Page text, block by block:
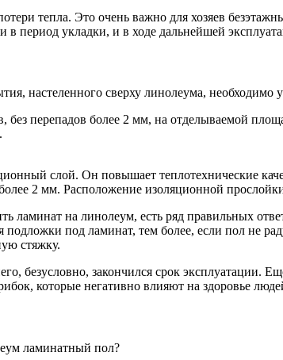
тепла. Это очень важно для хозяев
в период укладки, и в ходе дальнейшей
настеленного сверху линолеума, необходимо
без перепадов более 2 мм, на отделываемой
слой. Он повышает теплотехнические
2 мм. Расположение изоляционной
ламинат на линолеум, есть ряд правильных
под ламинат, тем более, если пол не
стяжку.
безусловно, закончился срок эксплуатации.
которые негативно влияют на здоровье
ламинатный пол?